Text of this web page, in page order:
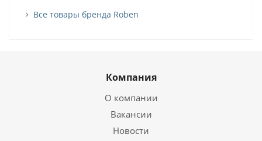
Все товары бренда Roben
Компания
О компании
Вакансии
Новости